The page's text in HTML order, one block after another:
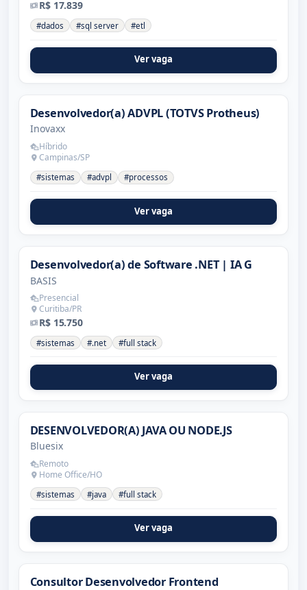
R$ 17.839
#dados #sql server #etl
Ver vaga
Desenvolvedor(a) ADVPL (TOTVS Protheus)
Inovaxx
Híbrido
Campinas/SP
#sistemas #advpl #processos
Ver vaga
Desenvolvedor(a) de Software .NET | IA G
BASIS
Presencial
Curitiba/PR
R$ 15.750
#sistemas #.net #full stack
Ver vaga
DESENVOLVEDOR(A) JAVA OU NODE.JS
Bluesix
Remoto
Home Office/HO
#sistemas #java #full stack
Ver vaga
Consultor Desenvolvedor Frontend